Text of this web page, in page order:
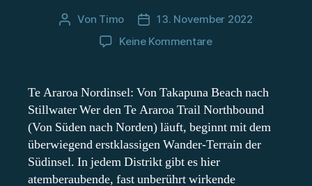
Beitragsautor
Von Timo Beitragsdatum
13. November 2022
Keine Kommentarezu
Nordinsel:
Takapuna
Beach
nach
Stillwater
Te Araroa Nordinsel: Von Takapuna Beach nach
Stillwater Wer den Te Araroa Trail Northbound
(Von Süden nach Norden) läuft, beginnt mit dem
überwiegend erstklassigen Wander-Terrain der
Südinsel. In jedem Distrikt gibt es hier
atemberaubende, fast unberührt wirkende